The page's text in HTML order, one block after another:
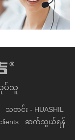
ပ်သူ
သတင်း - HUASHIL
ဆက်သွယ်ရန်